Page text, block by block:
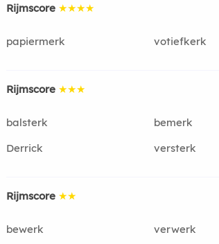
Rijmscore ★★★★
papiermerk votiefkerk
Rijmscore ★★★
balsterk bemerk
Derrick
versterk
Rijmscore ★★
bewerk verwerk